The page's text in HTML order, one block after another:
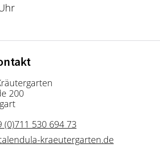
200
(0)711 530 694 73
kraeutergarten.de